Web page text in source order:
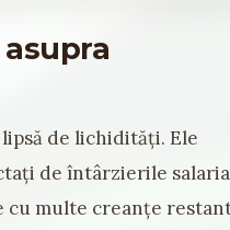
de lichidități. Ele
de întârzierile
cu multe creanțe